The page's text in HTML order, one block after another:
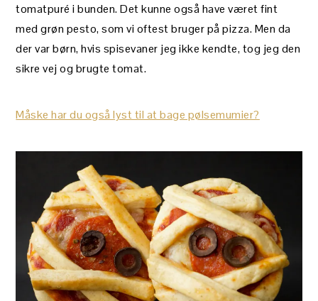
tomatpuré i bunden. Det kunne også have været fint
med grøn pesto, som vi oftest bruger på pizza. Men da
der var børn, hvis spisevaner jeg ikke kendte, tog jeg den
sikre vej og brugte tomat.
Måske har du også lyst til at bage pølsemumier?